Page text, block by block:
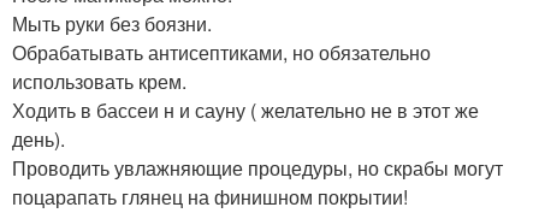
Мыть руки без боязни.
Обрабатывать антисептиками, но обязательно
использовать крем.
Ходить в бассеи н и сауну ( желательно не в этот же
день).
Проводить увлажняющие процедуры, но скрабы могут
поцарапать глянец на финишном покрытии!